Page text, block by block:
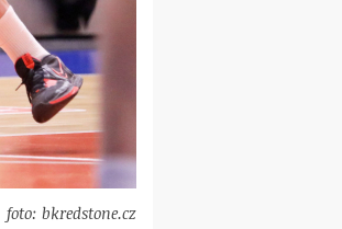
foto: bkredstone.cz